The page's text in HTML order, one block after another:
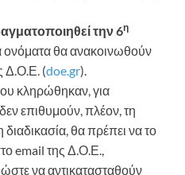
την 6η
ονόματα θα ανακοινωθούν
Δ.Ο.Ε. (doe.gr).
κληρώθηκαν, για
επιθυμούν, πλέον, τη
θα πρέπει να το
email της Δ.Ο.Ε.,
ώστε να αντικατασταθούν